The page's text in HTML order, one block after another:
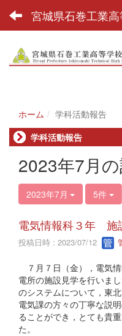
宮城県石巻工業
ホーム
学科活動報告
学科活動報告
2023年7月
2023年7月 5件
電気情報科３年 施
投稿日時 : 2023/07/12
７月７日（金），電気
電所の施設見学を行いま
のシステムについて，東
電気課の方々の丁寧な説
ることができ，とても貴
た。